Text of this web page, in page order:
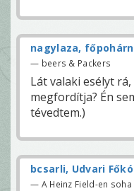
nagylaza,
— beers & Packers
Lát valaki esélyt
megfordítja? Én
tévedtem.)
bcsarli, Udvari
— A Heinz Field-en